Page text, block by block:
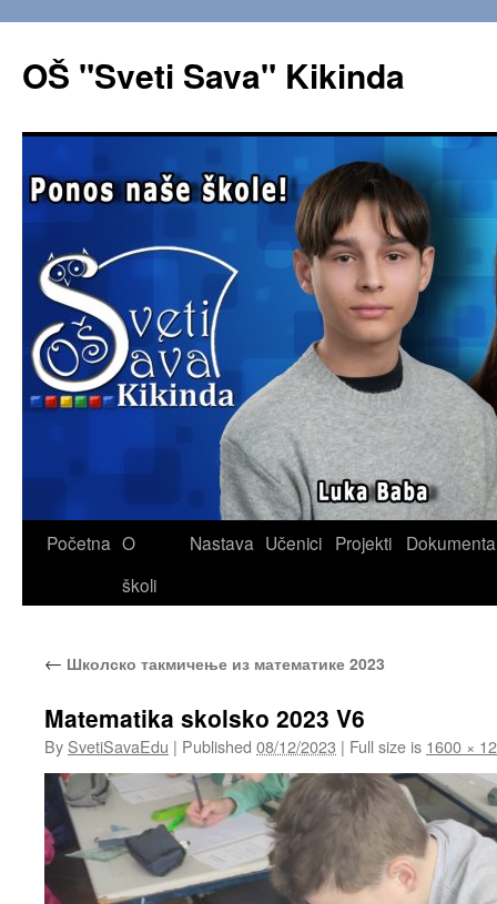
OŠ "Sveti Sava" Kikinda
Skip
Početna O
školi
Nastava Učenici Projekti Dokumenta
← Школско такмичење из математике 2023
Matematika skolsko 2023 V6
By SvetiSavaEdu | Published 08/12/2023 | Full size is 1600 ×